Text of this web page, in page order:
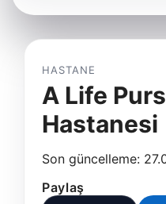
HASTANE
A Life
Hastanesi
Son güncelleme:
Paylaş